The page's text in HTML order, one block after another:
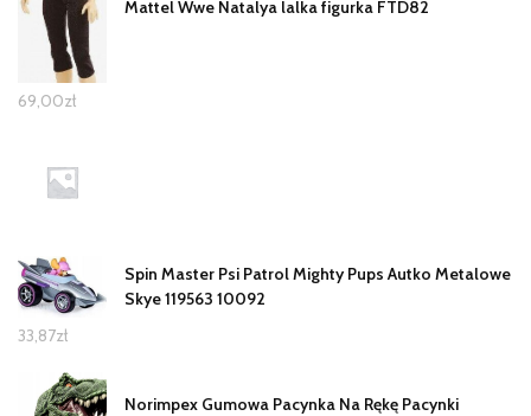
Mattel Wwe Natalya lalka figurka FTD82
69,00zł
Spin Master Psi Patrol Mighty Pups Autko Metalowe
Skye 119563 10092
33,87zł
Norimpex Gumowa Pacynka Na Rękę Pacynki